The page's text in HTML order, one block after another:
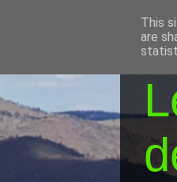
This
are